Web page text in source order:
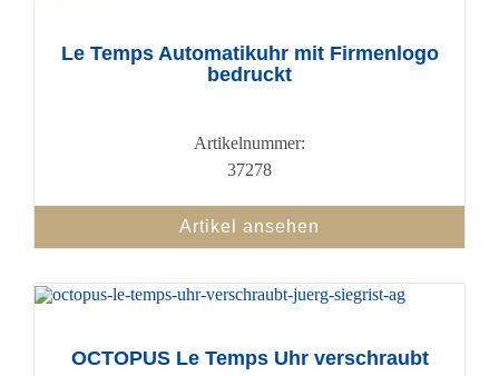
Le Temps Automatikuhr mit Firmenlogo
bedruckt
Artikelnummer:
37278
Artikel ansehen
OCTOPUS Le Temps Uhr verschraubt